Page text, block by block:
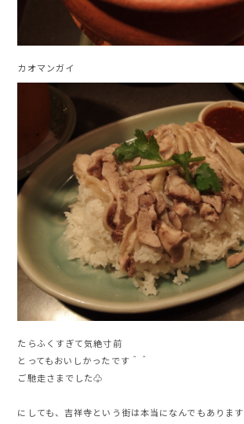
カオマンガイ
たらふくすぎて気絶寸前
とってもおいしかったです＾＾
ご馳走さまでした♧
にしても、吉祥寺という街は本当になんでもあります